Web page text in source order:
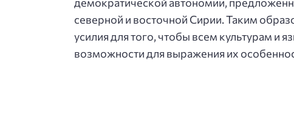
северной и восточной Сирии. Таким
усилия для того, чтобы всем культурам и
возможности для выражения их